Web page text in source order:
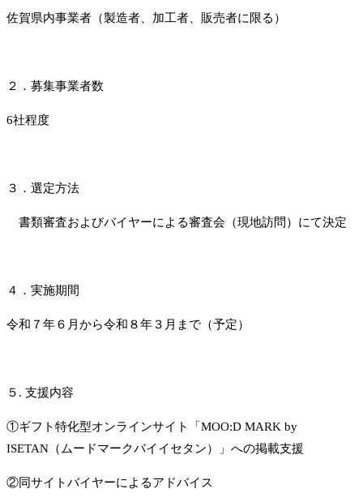
佐賀県内事業者（製造者、加工者、販売者に限る）
２．募集事業者数
6社程度
３．選定方法
書類審査およびバイヤーによる審査会（現地訪問）にて決定
４．実施期間
令和７年６月から令和８年３月まで（予定）
５. 支援内容
①ギフト特化型オンラインサイト「MOO:D MARK by
ISETAN（ムードマークバイイセタン）」への掲載支援
②同サイトバイヤーによるアドバイス